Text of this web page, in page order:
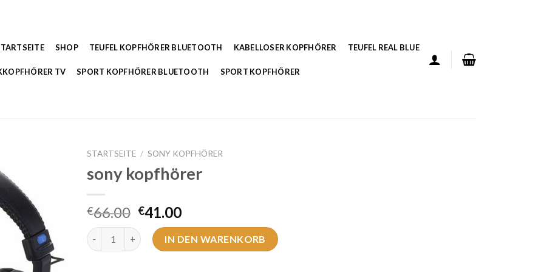
SHOP TEUFEL KOPFHÖRER BLUETOOTH KABELLOSER KOPFHÖRER TEUFEL REAL BLUE
TV SPORT KOPFHÖRER BLUETOOTH SPORT KOPFHÖRER
STARTSEITE / SONY KOPFHÖRER
sony kopfhörer
€66.00 €41.00
sony kopfhörer MengeIN DEN WARENKORB